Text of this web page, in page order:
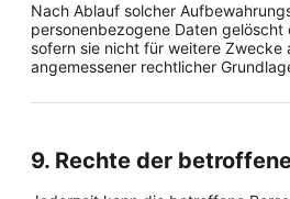
Nach Ablauf solcher
personenbezogene Daten gelöscht
sofern sie nicht für weitere Zwecke
angemessener rechtlicher
9. Rechte der